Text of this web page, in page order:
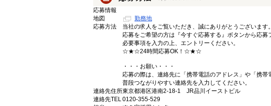
応募情報
地図
勤務地
応募方法
当社の求人をご覧いただき、誠にありがとうございます。
応募をご希望の方は『今すぐ応募する』ボタンから応募
必要事項を入力の上、エントリーください。
☆★☆24時間応募OK！☆★☆
・・・お願い・・・
応募の際は、連絡先に「携帯電話のアドレス」や「携帯
普段つながりやすい連絡先を入力してください。
連絡先住所東京都港区港南2-18-1 JR品川イーストビル
連絡先TEL0120-355-529